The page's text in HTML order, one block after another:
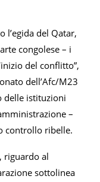
l’egida del Qatar,
congolese – i
del conflitto”,
dell’Afc/M23
delle istituzioni
–
controllo ribelle.
riguardo al
sottolinea